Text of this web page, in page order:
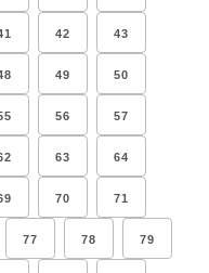
42 43
49 50
56 57
63 64
70 71
77 78 79